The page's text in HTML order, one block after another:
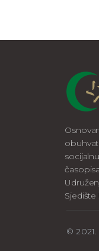
Sjedište
©